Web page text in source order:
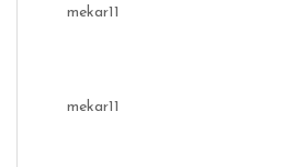
mekar11
mekar11